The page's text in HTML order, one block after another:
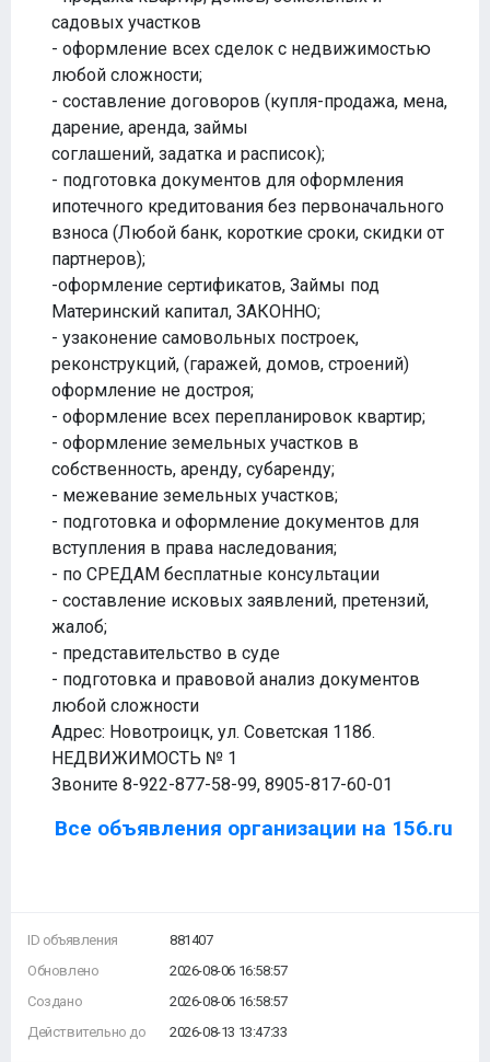
садовых участков
- оформление всех сделок с недвижимостью
любой сложности;
- составление договоров (купля-продажа, мена,
дарение, аренда, займы
соглашений, задатка и расписок);
- подготовка документов для оформления
ипотечного кредитования без первоначального
взноса (Любой банк, короткие сроки, скидки от
партнеров);
-оформление сертификатов, Займы под
Материнский капитал, ЗАКОННО;
- узаконение самовольных построек,
реконструкций, (гаражей, домов, строений)
оформление не достроя;
- оформление всех перепланировок квартир;
- оформление земельных участков в
собственность, аренду, субаренду;
- межевание земельных участков;
- подготовка и оформление документов для
вступления в права наследования;
- по СРЕДАМ бесплатные консультации
- составление исковых заявлений, претензий,
жалоб;
- представительство в суде
- подготовка и правовой анализ документов
любой сложности
Адрес: Новотроицк, ул. Советская 118б.
НЕДВИЖИМОСТЬ № 1
Звоните 8-922-877-58-99, 8905-817-60-01
Все объявления организации на 156.ru
ID объявления
Обновлено
Создано
Действительно до
881407
2026-08-06 16:58:57
2026-08-06 16:58:57
2026-08-13 13:47:33